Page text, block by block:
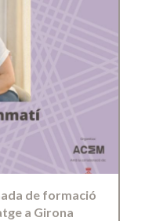
de formació
a Girona